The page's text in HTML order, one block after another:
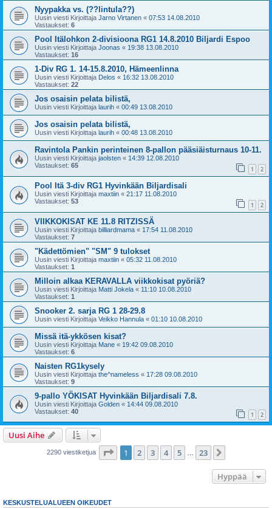
Nyypakka vs. (??lintula??)
Uusin viesti Kirjoittaja Jarno Virtanen « 07:53 14.08.2010
Vastaukset: 6
Pool Itälohkon 2-divisioona RG1 14.8.2010 Biljardi Espoo
Uusin viesti Kirjoittaja Joonas « 19:38 13.08.2010
Vastaukset: 16
1-Div RG 1. 14-15.8.2010, Hämeenlinna
Uusin viesti Kirjoittaja Delos « 16:32 13.08.2010
Vastaukset: 22
Jos osaisin pelata bilistä,
Uusin viesti Kirjoittaja laurih « 00:49 13.08.2010
Jos osaisin pelata bilistä,
Uusin viesti Kirjoittaja laurih « 00:48 13.08.2010
Ravintola Pankin perinteinen 8-pallon pääsiäisturnaus 10-11.
Uusin viesti Kirjoittaja jaolsten « 14:39 12.08.2010
Vastaukset: 65 1 2
Pool Itä 3-div RG1 Hyvinkään Biljardisali
Uusin viesti Kirjoittaja maxtiin « 21:17 11.08.2010
Vastaukset: 53 1 2
VIIKKOKISAT KE 11.8 RITZISSÄ
Uusin viesti Kirjoittaja billiardmama « 17:54 11.08.2010
Vastaukset: 7
"Kädettömien" "SM" 9 tulokset
Uusin viesti Kirjoittaja maxtiin « 05:32 11.08.2010
Vastaukset: 1
Milloin alkaa KERAVALLA viikkokisat pyöriä?
Uusin viesti Kirjoittaja Matti Jokela « 11:10 10.08.2010
Vastaukset: 1
Snooker 2. sarja RG 1 28-29.8
Uusin viesti Kirjoittaja Veikko Hannula « 01:10 10.08.2010
Missä itä-ykkösen kisat?
Uusin viesti Kirjoittaja Mane « 19:42 09.08.2010
Vastaukset: 6
Naisten RG1kysely
Uusin viesti Kirjoittaja the^nameless « 17:28 09.08.2010
Vastaukset: 9
9-pallo YÖKISAT Hyvinkään Biljardisali 7.8.
Uusin viesti Kirjoittaja Golden « 14:44 09.08.2010
Vastaukset: 40 1 2
Uusi Aihe
2290 viestiketjua Sivu /23
1 2 3 4 5 23
Hyppää
KESKUSTELUALUEEN OIKEUDET